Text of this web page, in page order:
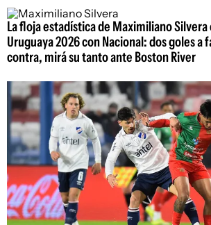
La floja estadística de Maximiliano Silvera
Uruguaya 2026 con Nacional: dos goles a
contra, mirá su tanto ante Boston River